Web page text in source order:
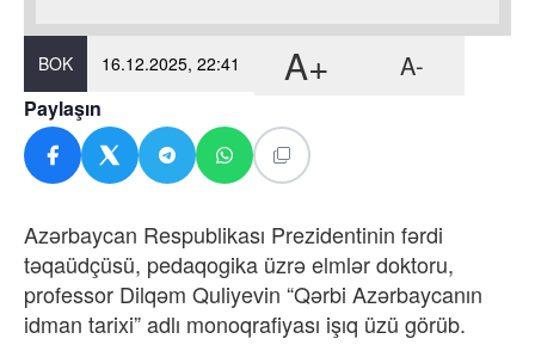
BOK 16.12.2025, 22:41 A+ A-
Paylaşın
Azərbaycan Respublikası Prezidentinin fərdi
təqaüdçüsü, pedaqogika üzrə elmlər doktoru,
professor Dilqəm Quliyevin “Qərbi Azərbaycanın
idman tarixi” adlı monoqrafiyası işıq üzü görüb.